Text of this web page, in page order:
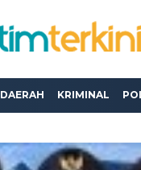
DAERAH KRIMINAL